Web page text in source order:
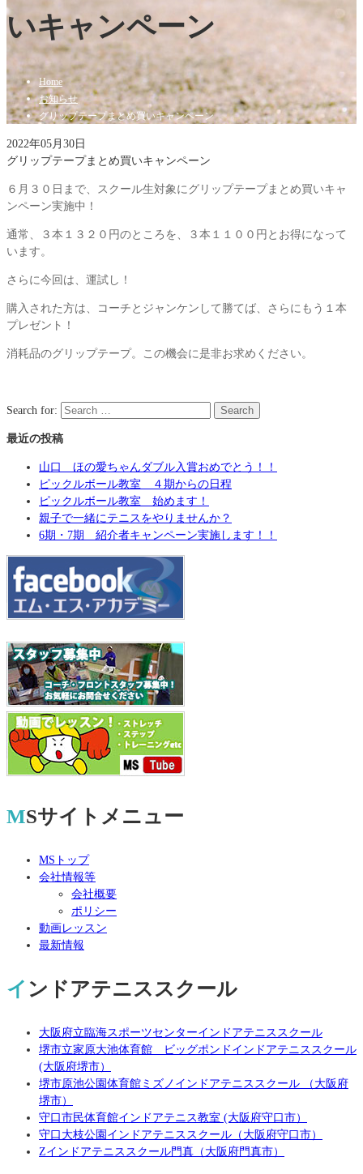
いキャンペーン
Home
お知らせ
グリップテープまとめ買いキャンペーン
2022年05月30日
グリップテープまとめ買いキャンペーン
６月３０日まで、スクール生対象にグリップテープまとめ買いキャ
ンペーン実施中！
通常、３本１３２０円のところを、３本１１００円とお得になって
います。
さらに今回は、運試し！
購入された方は、コーチとジャンケンして勝てば、さらにもう１本
プレゼント！
消耗品のグリップテープ。この機会に是非お求めください。
Search for: Search
最近の投稿
山口 ほの愛ちゃんダブル入賞おめでとう！！
ピックルボール教室 ４期からの日程
ピックルボール教室 始めます！
親子で一緒にテニスをやりませんか？
6期・7期 紹介者キャンペーン実施します！！
MSサイトメニュー
MSトップ
会社情報等
会社概要
ポリシー
動画レッスン
最新情報
インドアテニススクール
大阪府立臨海スポーツセンターインドアテニススクール
堺市立家原大池体育館 ビッグポンドインドアテニススクール
(大阪府堺市）
堺市原池公園体育館ミズノインドアテニススクール （大阪府
堺市）
守口市民体育館インドアテニス教室 (大阪府守口市）
守口大枝公園インドアテニススクール（大阪府守口市）
Zインドアテニススクール門真（大阪府門真市）